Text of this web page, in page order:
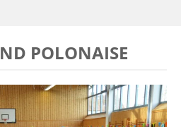
POLONAISE